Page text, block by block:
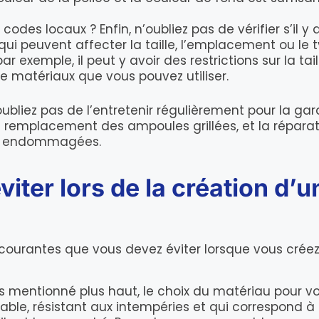
locaux ? Enfin, n’oubliez pas de vérifier s’il
peuvent affecter la taille, l’emplacement ou le
exemple, il peut y avoir des restrictions sur la
matériaux que vous pouvez utiliser.
pas de l’entretenir régulièrement pour la
des ampoules grillées, et la
endommagées.
lors de la création
que vous devez éviter lorsque vous
mentionné plus haut, le choix du matériau pour
résistant aux intempéries et qui correspond à